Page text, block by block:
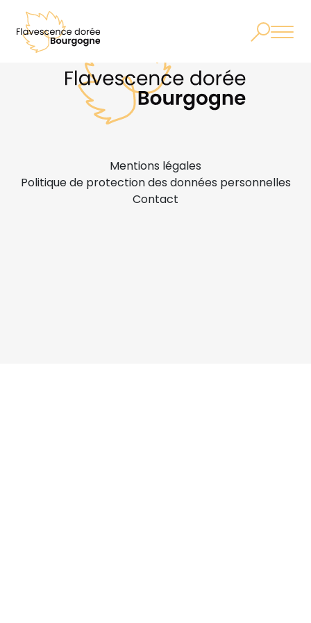
Mentions légales
Politique de protection des données personnelles
Contact